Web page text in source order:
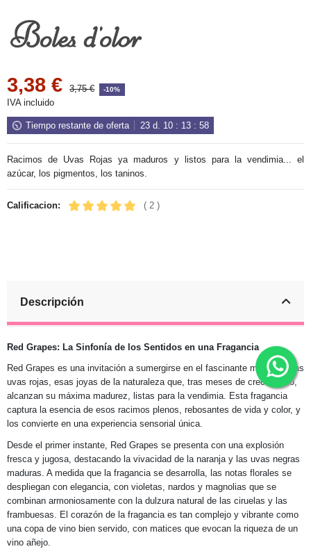
3,38 € 3,75 € -10%
IVA incluido
Tiempo restante de oferta 23d. 10: 13: 58
Racimos de Uvas Rojas ya maduros y listos para la vendimia... el
azúcar, los pigmentos, los taninos.
Calificacion: ( 2 )
Descripción
Red Grapes: La Sinfonía de los Sentidos en una Fragancia
Red Grapes es una invitación a sumergirse en el fascinante mundo de las
uvas rojas, esas joyas de la naturaleza que, tras meses de crecimiento,
alcanzan su máxima madurez, listas para la vendimia. Esta fragancia
captura la esencia de esos racimos plenos, rebosantes de vida y color, y
los convierte en una experiencia sensorial única.
Desde el primer instante, Red Grapes se presenta con una explosión
fresca y jugosa, destacando la vivacidad de la naranja y las uvas negras
maduras. A medida que la fragancia se desarrolla, las notas florales se
despliegan con elegancia, con violetas, nardos y magnolias que se
combinan armoniosamente con la dulzura natural de las ciruelas y las
frambuesas. El corazón de la fragancia es tan complejo y vibrante como
una copa de vino bien servido, con matices que evocan la riqueza de un
vino añejo.